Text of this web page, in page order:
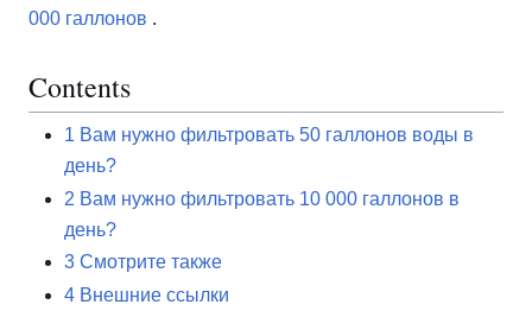
000 галлонов .
Contents
1 Вам нужно фильтровать 50 галлонов воды в
день?
2 Вам нужно фильтровать 10 000 галлонов в
день?
3 Смотрите также
4 Внешние ссылки